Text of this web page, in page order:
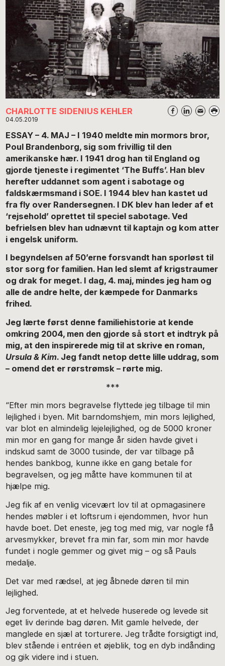
CHARLOTTE SIDENIUS KEHLER
04.05.2019
ESSAY – 4. MAJ – I 1940 meldte min mormors bror,
Poul Brandenborg, sig som frivillig til den
amerikanske hær. I 1941 drog han til England og
gjorde tjeneste i regimentet ‘The Buffs’. Han blev
herefter uddannet som agent i sabotage og
faldskærmsmand i SOE. I 1944 blev han kastet ud
fra fly over Randersegnen. I DK blev han leder af et
‘rejsehold’ oprettet til speciel sabotage. Ved
befrielsen blev han udnævnt til kaptajn og kom atter
i engelsk uniform.
I begyndelsen af 50’erne forsvandt han sporløst til
stor sorg for familien. Han led slemt af krigstraumer
og drak for meget. I dag, 4. maj, mindes jeg ham og
alle de andre helte, der kæmpede for Danmarks
frihed.
Jeg lærte først denne familiehistorie at kende
omkring 2004, men den gjorde så stort et indtryk på
mig, at den inspirerede mig til at skrive en roman,
Ursula & Kim. Jeg fandt netop dette lille uddrag, som
– omend det er rørstrømsk – rørte mig.
***
“Efter min mors begravelse flyttede jeg tilbage til min
lejlighed i byen. Mit barndomshjem, min mors lejlighed,
var blot en almindelig lejelejlighed, og de 5000 kroner
min mor en gang for mange år siden havde givet i
indskud samt de 3000 tusinde, der var tilbage på
hendes bankbog, kunne ikke en gang betale for
begravelsen, og jeg måtte have kommunen til at
hjælpe mig.
Jeg fik af en venlig vicevært lov til at opmagasinere
hendes møbler i et loftsrum i ejendommen, hvor hun
havde boet. Det eneste, jeg tog med mig, var nogle få
arvesmykker, brevet fra min far, som min mor havde
fundet i nogle gemmer og givet mig – og så Pauls
medalje.
Det var med rædsel, at jeg åbnede døren til min
lejlighed.
Jeg forventede, at et helvede huserede og levede sit
eget liv derinde bag døren. Mit gamle helvede, der
manglede en sjæl at torturere. Jeg trådte forsigtigt ind,
blev stående i entréen et øjeblik, tog en dyb indånding
og gik videre ind i stuen.